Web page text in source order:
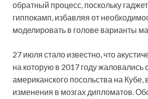
обратный процесс, поскольку
гиппокамп, избавляя от
моделировать в голове варианты
27 июля стало известно, что
на которую в 2017 году жаловались
американского посольства на Кубе,
изменения в мозгах дипломатов.